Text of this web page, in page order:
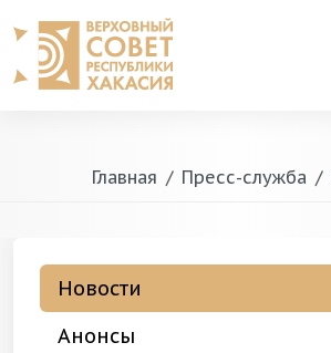
Главная Пресс-служба
Новости
Анонсы